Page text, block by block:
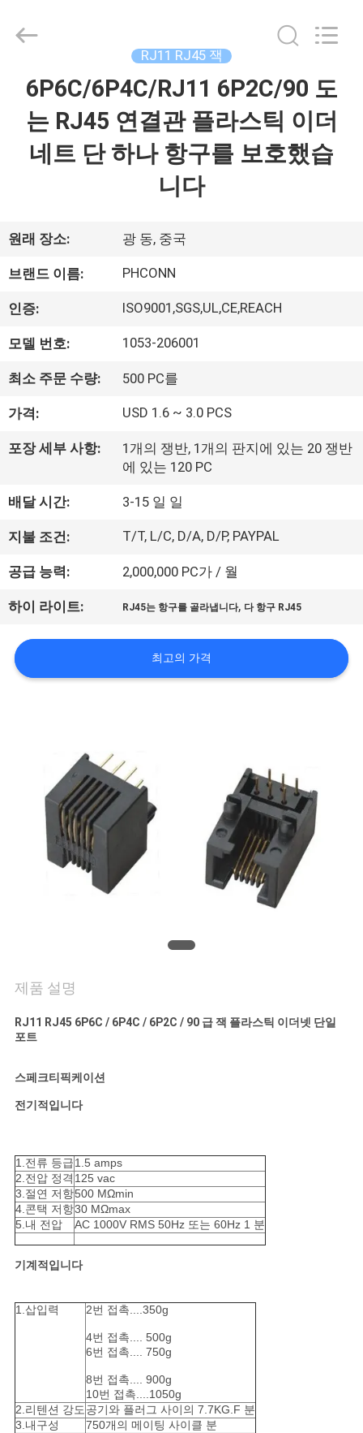
우
리
에
대
공
여
행
품
질
관
사
PRIVACY
POLICY
Dongguan
Penghui
RJ11 RJ45 잭
6P6C/6P4C/RJ11 6P2C/90 도
는 RJ45 연결관 플라스틱 이더
네트 단 하나 항구를 보호했습
니다
원래 장소: 광 동, 중국
브랜드 이름: PHCONN
인증: ISO9001,SGS,UL,CE,REACH
모델 번호: 1053-206001
최소 주문 수량: 500 PC를
가격: USD 1.6 ~ 3.0 PCS
포장 세부 사항:
1개의 쟁반, 1개의 판지에 있는 20 쟁반
에 있는 120 PC
배달 시간: 3-15 일 일
지불 조건: T/T, L/C, D/A, D/P, PAYPAL
공급 능력: 2,000,000 PC가 / 월
하이 라이트: RJ45는 항구를 골라냅니다, 다 항구 RJ45
최고의 가격
제품 설명
RJ11 RJ45 6P6C / 6P4C / 6P2C / 90 급 잭 플라스틱 이더넷 단일
포트
스페크티픽케이션
전기적입니다
1.전류 등급1.5 amps
2.전압 정격 125 vac
3.절연 저항500 MΩmin
4.콘택 저항30 MΩmax
5.내 전압
AC 1000V RMS 50Hz 또는 60Hz 1 분
기계적입니다
1.삽입력 2번 접촉....350g
4번 접촉.... 500g
6번 접촉.... 750g
8번 접촉.... 900g
10번 접촉....1050g
2.리텐션 강도공기와 플러그 사이의 7.7KG.F 분
3.내구성
750개의 메이팅 사이클 분